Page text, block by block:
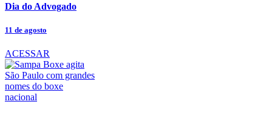
Dia do Advogado
11 de agosto
ACESSAR